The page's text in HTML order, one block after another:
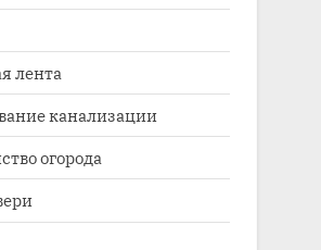
лента
канализации
огорода